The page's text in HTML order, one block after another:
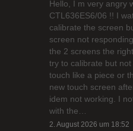
Hello, I m very angry
CTL636ES6/06 !! I
calibrate the screen
screen not
the 2 screens the
try to calibrate but
touch like a piece or
new touch screen
idem not working. I
with the…
2. August 2026 um 18:52